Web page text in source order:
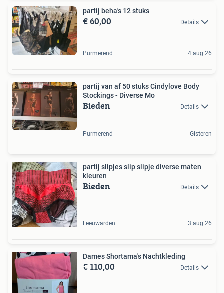
partij beha's 12 stuks
€ 60,00 Details
Purmerend 4 aug 26
partij van af 50 stuks Cindylove Body
Stockings - Diverse Mo
Bieden Details
Purmerend Gisteren
partij slipjes slip slipje diverse maten
kleuren
Bieden Details
Leeuwarden 3 aug 26
Dames Shortama's Nachtkleding
€ 110,00 Details